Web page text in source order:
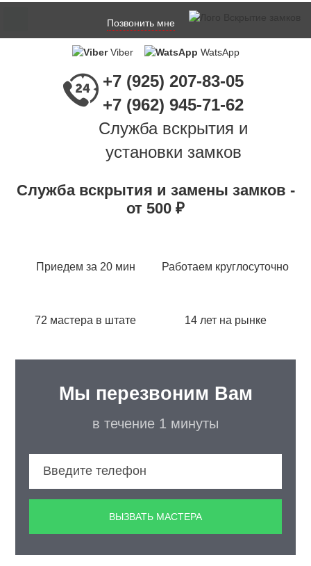
Позвонить мне
Viber WatsApp
+7 (925) 207-83-05
+7 (962) 945-71-62
Служба вскрытия и
установки замков
Служба вскрытия и замены замков -
от 500 ₽
Приедем за 20 мин Работаем круглосуточно
72 мастера в штате 14 лет на рынке
Мы перезвоним Вам
в течение 1 минуты